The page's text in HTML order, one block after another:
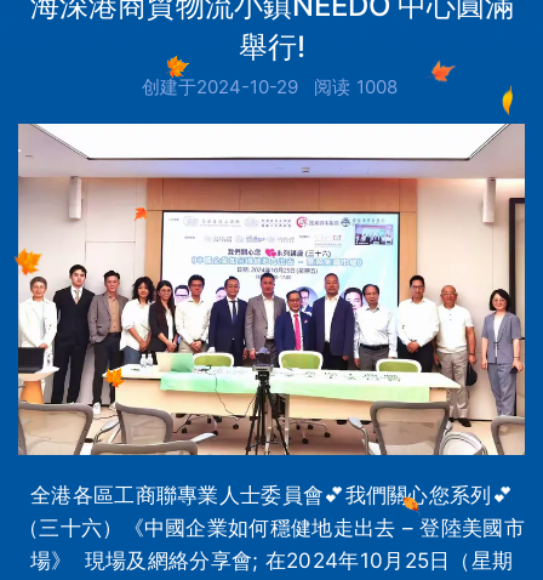
舉行!
创建于2024-10-29 阅读 1008
全港各區工商聯專業人士委員會💕我們關心您系列💕
（三十六）《中國企業如何穩健地走出去 – 登陸美國市
場》 現場及網絡分享會; 在2024年10月25日（星期